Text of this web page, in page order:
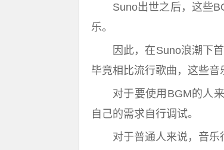
Suno出世之后，这些
乐。
因此，在Suno浪潮下
毕竟相比流行歌曲，这些音
对于要使用BGM的人
自己的需求自行调试。
对于普通人来说，音乐